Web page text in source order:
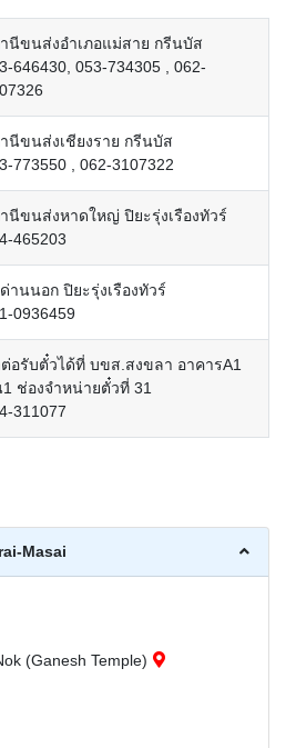
นีขนส่งอำเภอแม่สาย กรีนบัส
646430, 053-734305 , 062-
นีขนส่งเชียงราย กรีนบัส
773550 , 062-3107322
นีขนส่งหาดใหญ่ ปิยะรุ่งเรืองทัวร์
465203
านนอก ปิยะรุ่งเรืองทัวร์
0936459
อรับตั๋วได้ที่ บขส.สงขลา อาคารA1
ช่องจำหน่ายตั๋วที่ 31
311077
Masai
(Ganesh Temple)